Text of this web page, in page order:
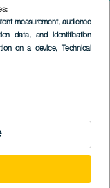
measurement, audience
data, and identification
on a device, Technical